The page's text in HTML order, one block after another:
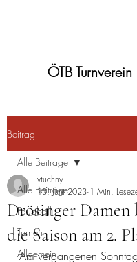
ÖTB
Beitrag
Alle Beiträge
Faustball
Turnen
Allgemein
Alle Beiträge
Drösinger Damen
die Saison am 2.
vtuchny
13. Juni 2023 1 Min.
Am vergangenen